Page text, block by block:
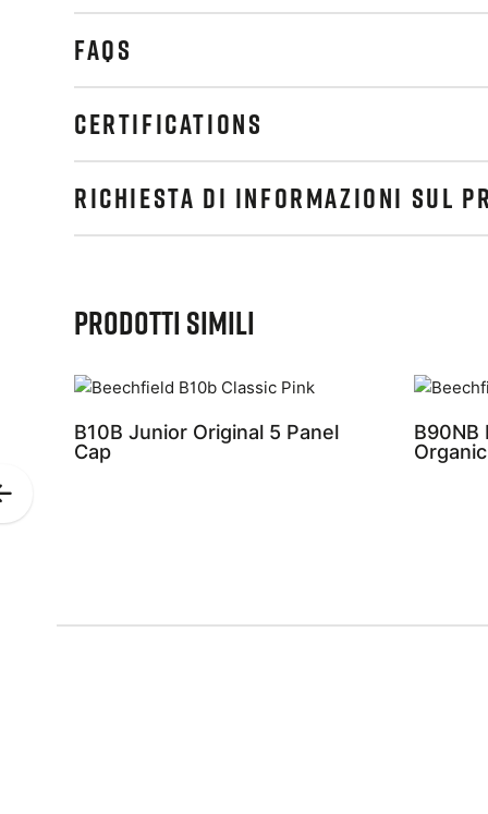
FAQS
CERTIFICATIONS
RICHIESTA DI INFORMAZIONI SUL
Prodotti simili
B10B Junior Original 5 Panel
Cap
B90NB
Previous